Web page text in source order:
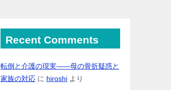
Recent Comments
転倒と介護の現実――母の骨折疑惑と
家族の対応 に hiroshi より